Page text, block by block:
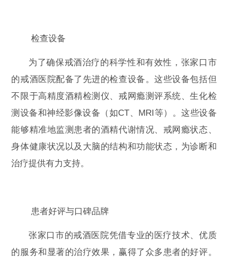
检查设备
为了确保戒酒治疗的科学性和有效性，张家口市
的戒酒医院配备了先进的检查设备。这些设备包括但
不限于高精度酒精检测仪、戒网瘾测评系统、生化检
测设备和神经影像设备（如CT、MRI等）。这些设备
能够精准地监测患者的酒精代谢情况、戒网瘾状态、
身体健康状况以及大脑的结构和功能状态，为诊断和
治疗提供有力支持。
患者好评与口碑品牌
张家口市的戒酒医院凭借专业的医疗技术、优质
的服务和显著的治疗效果，赢得了众多患者的好评。